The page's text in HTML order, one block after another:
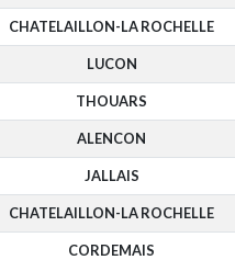
CHATELAILLON-LA ROCHELLE
LUCON
THOUARS
ALENCON
JALLAIS
CHATELAILLON-LA ROCHELLE
CORDEMAIS